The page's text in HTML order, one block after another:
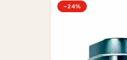
−24%